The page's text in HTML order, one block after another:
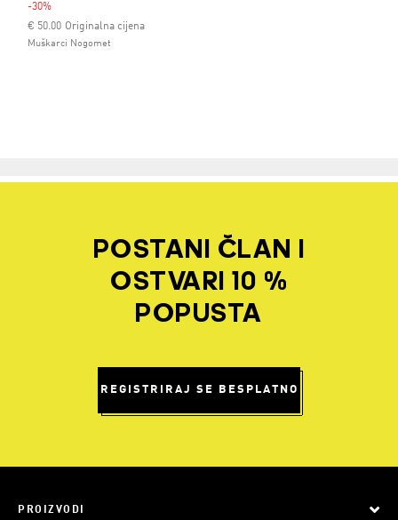
-30%
Originalna cijena
Cijena umanjena od
€ 50.00za
Muškarci Nogomet
POSTANI ČLAN I
OSTVARI 10 %
POPUSTA
REGISTRIRAJ SE BESPLATNO
PROIZVODI